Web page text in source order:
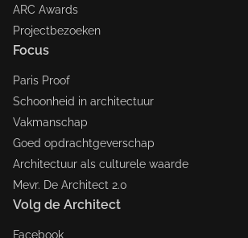
ARC Awards
Projectbezoeken
Focus
Paris Proof
Schoonheid in architectuur
Vakmanschap
Goed opdrachtgeverschap
Architectuur als culturele waarde
Mevr. De Architect 2.0
Volg de Architect
Facebook